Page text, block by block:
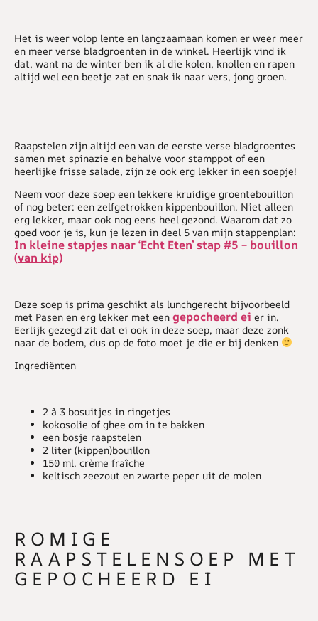
Het is weer volop lente en langzaamaan komen er weer meer
en meer verse bladgroenten in de winkel. Heerlijk vind ik
dat, want na de winter ben ik al die kolen, knollen en rapen
altijd wel een beetje zat en snak ik naar vers, jong groen.
Raapstelen zijn altijd een van de eerste verse bladgroentes
samen met spinazie en behalve voor stamppot of een
heerlijke frisse salade, zijn ze ook erg lekker in een soepje!
Neem voor deze soep een lekkere kruidige groentebouillon
of nog beter: een zelfgetrokken kippenbouillon. Niet alleen
erg lekker, maar ook nog eens heel gezond. Waarom dat zo
goed voor je is, kun je lezen in deel 5 van mijn stappenplan:
In kleine stapjes naar ‘Echt Eten’ stap #5 – bouillon
(van kip)
Deze soep is prima geschikt als lunchgerecht bijvoorbeeld
met Pasen en erg lekker met een gepocheerd ei er in.
Eerlijk gezegd zit dat ei ook in deze soep, maar deze zonk
naar de bodem, dus op de foto moet je die er bij denken
Ingrediënten
2 à 3 bosuitjes in ringetjes
kokosolie of ghee om in te bakken
een bosje raapstelen
2 liter (kippen)bouillon
150 ml. crème fraîche
keltisch zeezout en zwarte peper uit de molen
ROMIGE
RAAPSTELENSOEP MET
GEPOCHEERD EI